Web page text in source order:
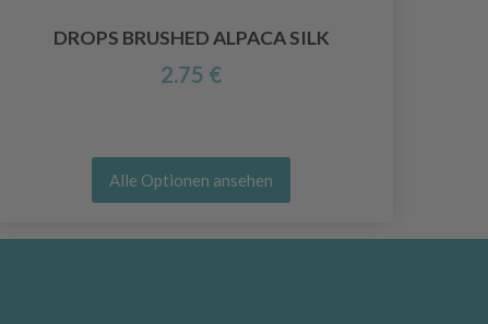
DROPS BRUSHED ALPACA SILK
2.75 €
Alle Optionen ansehen